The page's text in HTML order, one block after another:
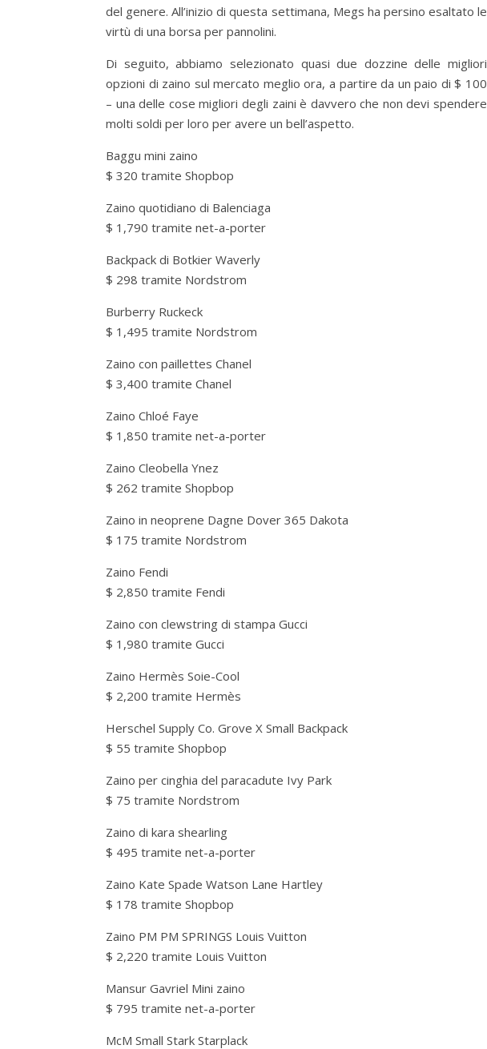
del genere. All’inizio di questa settimana, Megs ha persino esaltato le
virtù di una borsa per pannolini.
Di seguito, abbiamo selezionato quasi due dozzine delle migliori
opzioni di zaino sul mercato meglio ora, a partire da un paio di $ 100
– una delle cose migliori degli zaini è davvero che non devi spendere
molti soldi per loro per avere un bell’aspetto.
Baggu mini zaino
$ 320 tramite Shopbop
Zaino quotidiano di Balenciaga
$ 1,790 tramite net-a-porter
Backpack di Botkier Waverly
$ 298 tramite Nordstrom
Burberry Ruckeck
$ 1,495 tramite Nordstrom
Zaino con paillettes Chanel
$ 3,400 tramite Chanel
Zaino Chloé Faye
$ 1,850 tramite net-a-porter
Zaino Cleobella Ynez
$ 262 tramite Shopbop
Zaino in neoprene Dagne Dover 365 Dakota
$ 175 tramite Nordstrom
Zaino Fendi
$ 2,850 tramite Fendi
Zaino con clewstring di stampa Gucci
$ 1,980 tramite Gucci
Zaino Hermès Soie-Cool
$ 2,200 tramite Hermès
Herschel Supply Co. Grove X Small Backpack
$ 55 tramite Shopbop
Zaino per cinghia del paracadute Ivy Park
$ 75 tramite Nordstrom
Zaino di kara shearling
$ 495 tramite net-a-porter
Zaino Kate Spade Watson Lane Hartley
$ 178 tramite Shopbop
Zaino PM PM SPRINGS Louis Vuitton
$ 2,220 tramite Louis Vuitton
Mansur Gavriel Mini zaino
$ 795 tramite net-a-porter
McM Small Stark Starplack